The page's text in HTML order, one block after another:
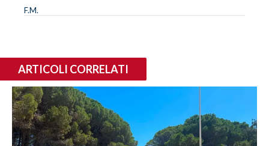
F.M.
ARTICOLI CORRELATI